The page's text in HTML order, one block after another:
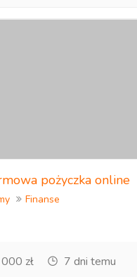
pożyczka online
Finanse
zł 7 dni temu